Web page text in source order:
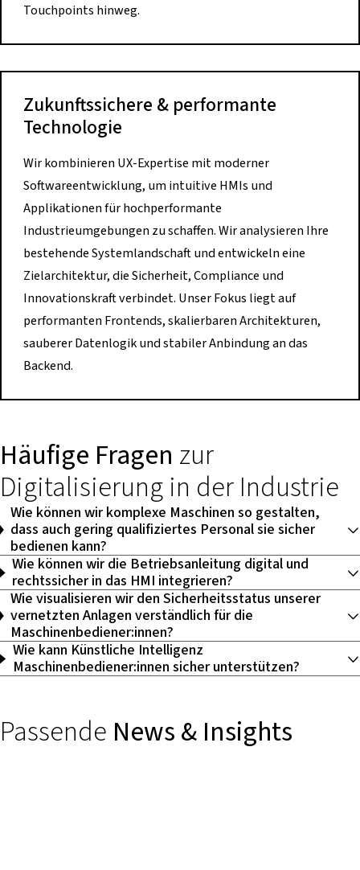
Touchpoints hinweg.
Zukunftssichere & performante
Technologie
Wir kombinieren UX-Expertise mit moderner
Softwareentwicklung, um intuitive HMIs und
Applikationen für hochperformante
Industrieumgebungen zu schaffen. Wir analysieren Ihre
bestehende Systemlandschaft und entwickeln eine
Zielarchitektur, die Sicherheit, Compliance und
Innovationskraft verbindet. Unser Fokus liegt auf
performanten Frontends, skalierbaren Architekturen,
sauberer Datenlogik und stabiler Anbindung an das
Backend.
Häufige Fragen zur
Digitalisierung in der Industrie
Wie können wir komplexe Maschinen so gestalten,
dass auch gering qualifiziertes Personal sie sicher
bedienen kann?
Wie können wir die Betriebsanleitung digital und
rechtssicher in das HMI integrieren?
Wie visualisieren wir den Sicherheitsstatus unserer
vernetzten Anlagen verständlich für die
Maschinenbediener:innen?
Wie kann Künstliche Intelligenz
Maschinenbediener:innen sicher unterstützen?
Passende News & Insights